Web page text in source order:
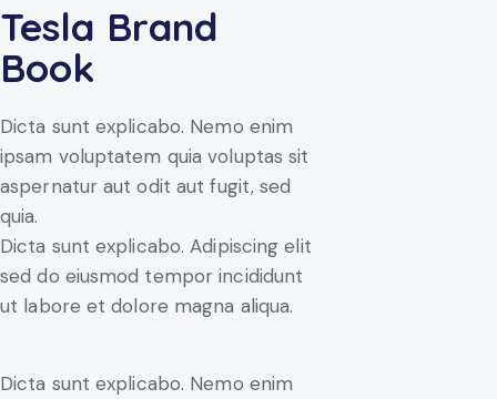
Tesla Brand
Book
Dicta sunt explicabo. Nemo enim
ipsam voluptatem quia voluptas sit
aspernatur aut odit aut fugit, sed
quia.
Dicta sunt explicabo. Adipiscing elit
sed do eiusmod tempor incididunt
ut labore et dolore magna aliqua.
Dicta sunt explicabo. Nemo enim